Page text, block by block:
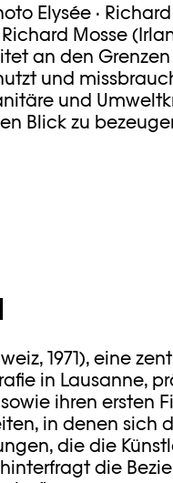
Elysée ·
Mosse
an den
und
und
Blick zu
1971), eine
in Lausanne,
ihren ersten
in denen sich
die die
die